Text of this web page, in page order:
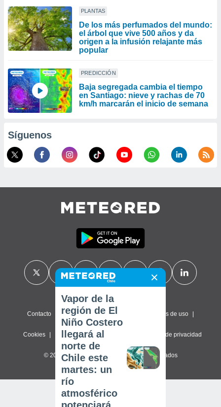
PLANTAS
De los más perfumados del mundo:
el árbol que vive 500 años y da
origen a la infusión relajante más
popular
PREDICCIÓN
Baja segregada cambia el tiempo
en Santiago: nieve y rachas de 70
km/h marcarán el inicio de semana
Síguenos
Contacto Sobre nosotros Términos de uso
Cookies Política de privacidad Configuración de privacidad
© 2026 Meteored. Todos los derechos reservados
Vapor de la
región de El
Niño Costero
llegará al
norte de
Chile este
martes: un
río
atmosférico